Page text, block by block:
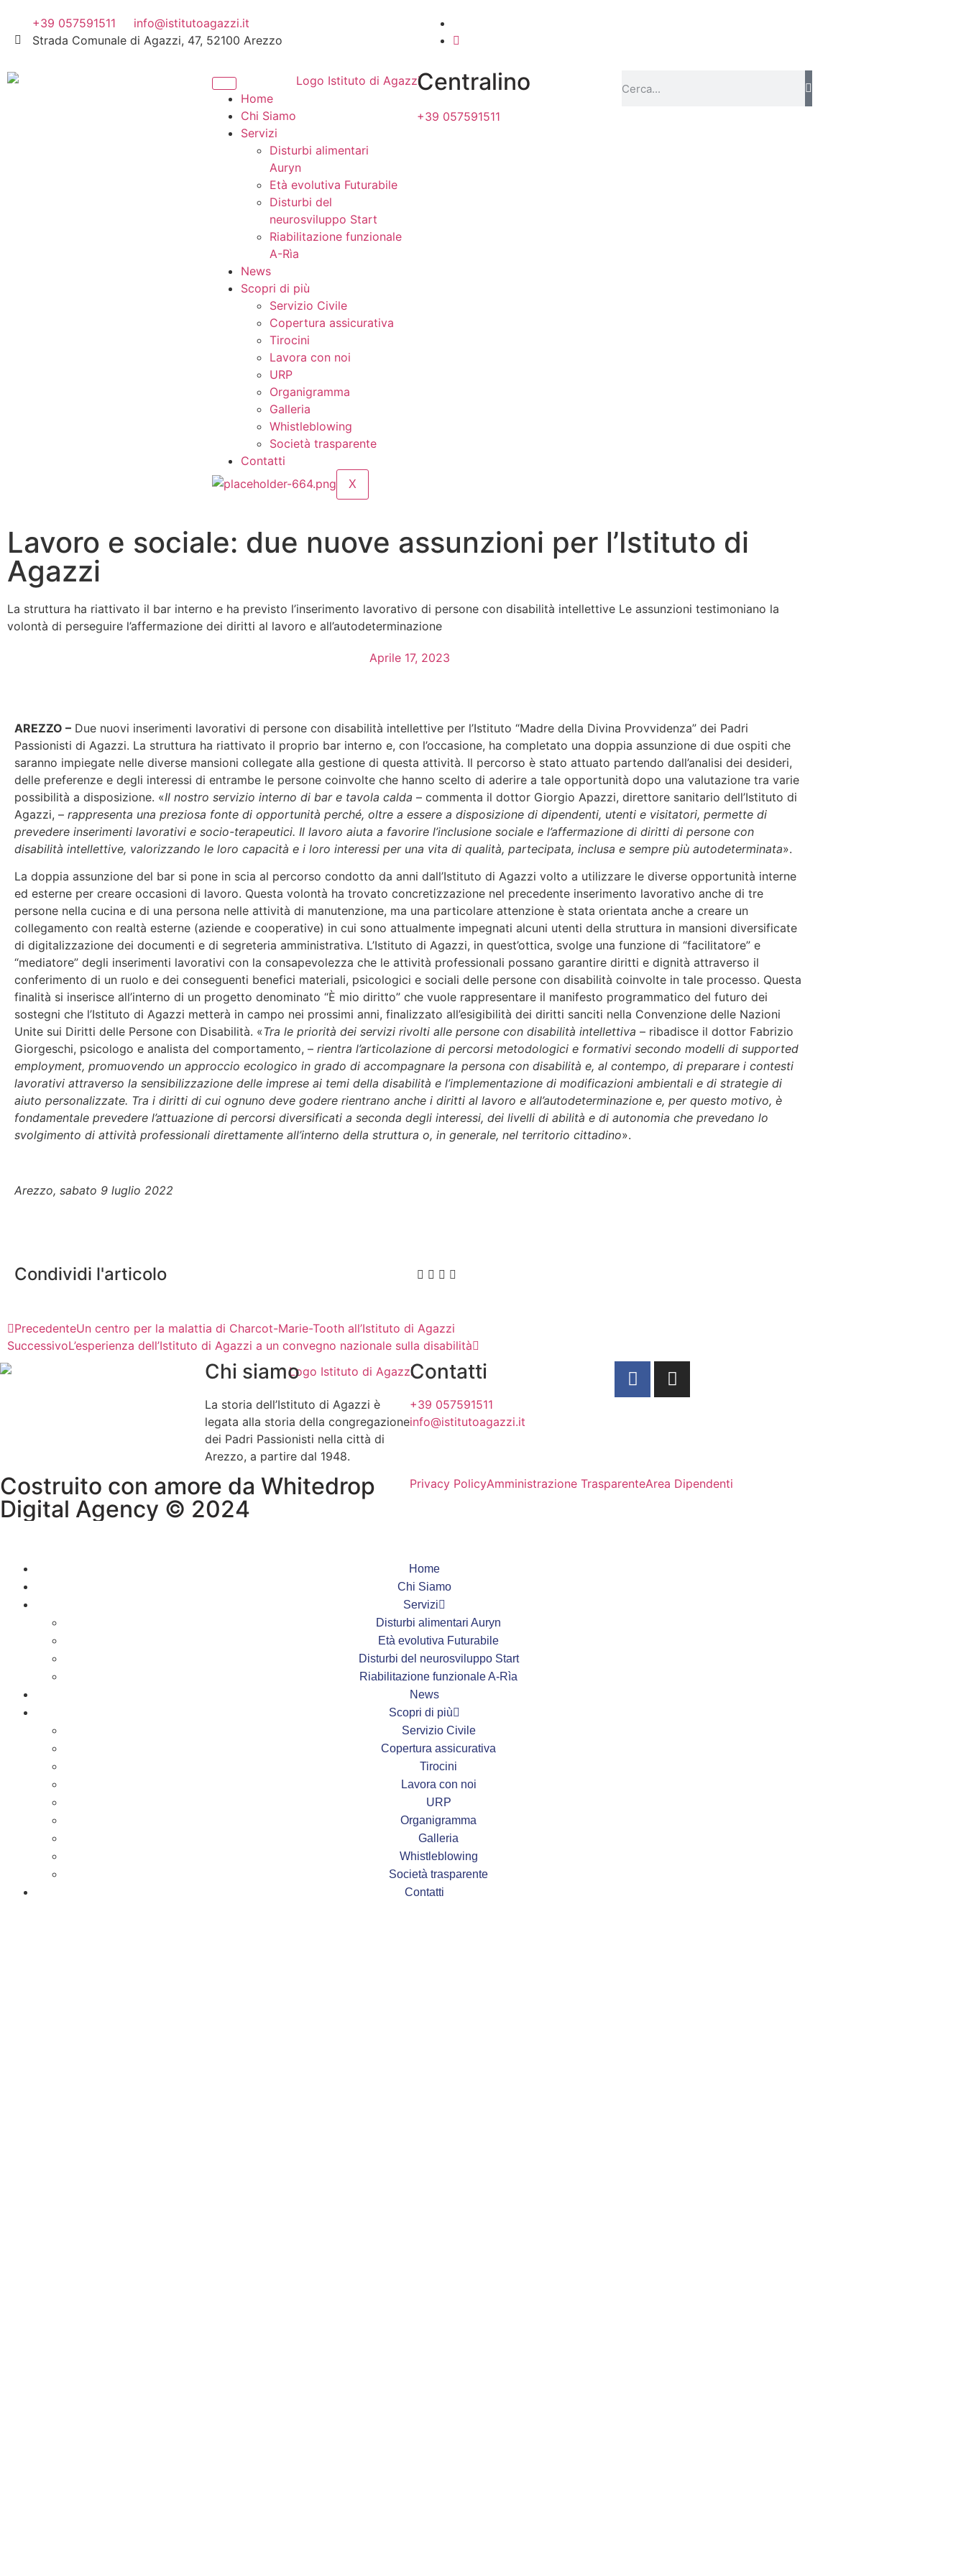
+39 057591511
info@istitutoagazzi.it
Strada Comunale di Agazzi, 47, 52100 Arezzo
Home
Chi Siamo
Servizi
Disturbi alimentari
Auryn
Età evolutiva Futurabile
Disturbi del
neurosviluppo Start
Riabilitazione funzionale
A-Rìa
News
Scopri di più
Servizio Civile
Copertura assicurativa
Tirocini
Lavora con noi
URP
Organigramma
Galleria
Whistleblowing
Società trasparente
Contatti
X
Centralino
+39 057591511
Lavoro e sociale: due nuove assunzioni per l’Istituto di
Agazzi
La struttura ha riattivato il bar interno e ha previsto l’inserimento lavorativo di persone con disabilità intellettive Le assunzioni testimoniano la
volontà di perseguire l’affermazione dei diritti al lavoro e all’autodeterminazione
Aprile 17, 2023
AREZZO – Due nuovi inserimenti lavorativi di persone con disabilità intellettive per l’Istituto “Madre della Divina Provvidenza” dei Padri
Passionisti di Agazzi. La struttura ha riattivato il proprio bar interno e, con l’occasione, ha completato una doppia assunzione di due ospiti che
saranno impiegate nelle diverse mansioni collegate alla gestione di questa attività. Il percorso è stato attuato partendo dall’analisi dei desideri,
delle preferenze e degli interessi di entrambe le persone coinvolte che hanno scelto di aderire a tale opportunità dopo una valutazione tra varie
possibilità a disposizione. «Il nostro servizio interno di bar e tavola calda – commenta il dottor Giorgio Apazzi, direttore sanitario dell’Istituto di
Agazzi, – rappresenta una preziosa fonte di opportunità perché, oltre a essere a disposizione di dipendenti, utenti e visitatori, permette di
prevedere inserimenti lavorativi e socio-terapeutici. Il lavoro aiuta a favorire l’inclusione sociale e l’affermazione di diritti di persone con
disabilità intellettive, valorizzando le loro capacità e i loro interessi per una vita di qualità, partecipata, inclusa e sempre più autodeterminata».
La doppia assunzione del bar si pone in scia al percorso condotto da anni dall’Istituto di Agazzi volto a utilizzare le diverse opportunità interne
ed esterne per creare occasioni di lavoro. Questa volontà ha trovato concretizzazione nel precedente inserimento lavorativo anche di tre
persone nella cucina e di una persona nelle attività di manutenzione, ma una particolare attenzione è stata orientata anche a creare un
collegamento con realtà esterne (aziende e cooperative) in cui sono attualmente impegnati alcuni utenti della struttura in mansioni diversificate
di digitalizzazione dei documenti e di segreteria amministrativa. L’Istituto di Agazzi, in quest’ottica, svolge una funzione di “facilitatore” e
“mediatore” degli inserimenti lavorativi con la consapevolezza che le attività professionali possano garantire diritti e dignità attraverso il
conferimento di un ruolo e dei conseguenti benefici materiali, psicologici e sociali delle persone con disabilità coinvolte in tale processo. Questa
finalità si inserisce all’interno di un progetto denominato “È mio diritto” che vuole rappresentare il manifesto programmatico del futuro dei
sostegni che l’Istituto di Agazzi metterà in campo nei prossimi anni, finalizzato all’esigibilità dei diritti sanciti nella Convenzione delle Nazioni
Unite sui Diritti delle Persone con Disabilità. «Tra le priorità dei servizi rivolti alle persone con disabilità intellettiva – ribadisce il dottor Fabrizio
Giorgeschi, psicologo e analista del comportamento, – rientra l’articolazione di percorsi metodologici e formativi secondo modelli di supported
employment, promuovendo un approccio ecologico in grado di accompagnare la persona con disabilità e, al contempo, di preparare i contesti
lavorativi attraverso la sensibilizzazione delle imprese ai temi della disabilità e l’implementazione di modificazioni ambientali e di strategie di
aiuto personalizzate. Tra i diritti di cui ognuno deve godere rientrano anche i diritti al lavoro e all’autodeterminazione e, per questo motivo, è
fondamentale prevedere l’attuazione di percorsi diversificati a seconda degli interessi, dei livelli di abilità e di autonomia che prevedano lo
svolgimento di attività professionali direttamente all’interno della struttura o, in generale, nel territorio cittadino».
Arezzo, sabato 9 luglio 2022
Condividi l'articolo
PrecedenteUn centro per la malattia di Charcot-Marie-Tooth all’Istituto di Agazzi
SuccessivoL’esperienza dell’Istituto di Agazzi a un convegno nazionale sulla disabilità
Chi siamo
La storia dell’Istituto di Agazzi è
legata alla storia della congregazione
dei Padri Passionisti nella città di
Arezzo, a partire dal 1948.
Contatti
+39 057591511
info@istitutoagazzi.it
Costruito con amore da Whitedrop
Digital Agency © 2024
Privacy PolicyAmministrazione TrasparenteArea Dipendenti
Home
Chi Siamo
Servizi
Disturbi alimentari Auryn
Età evolutiva Futurabile
Disturbi del neurosviluppo Start
Riabilitazione funzionale A-Rìa
News
Scopri di più
Servizio Civile
Copertura assicurativa
Tirocini
Lavora con noi
URP
Organigramma
Galleria
Whistleblowing
Società trasparente
Contatti